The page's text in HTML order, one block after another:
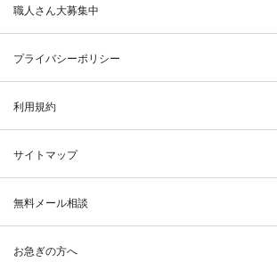
職人さん大募集中
プライバシーポリシー
利用規約
サイトマップ
無料メール相談
お急ぎの方へ